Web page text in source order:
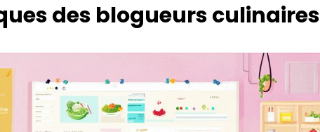
des blogueurs culinaires